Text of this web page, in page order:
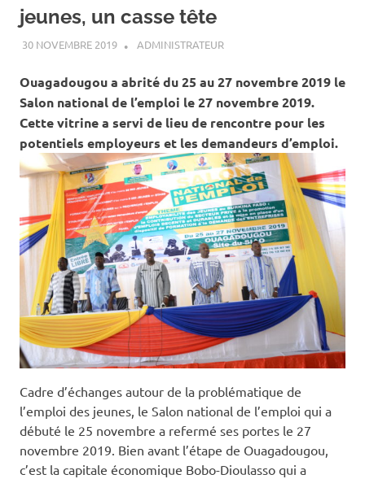
jeunes, un casse tête
30 NOVEMBRE 2019 ADMINISTRATEURACTUALITÉ
Ouagadougou a abrité du 25 au 27 novembre 2019 le
Salon national de l’emploi le 27 novembre 2019.
Cette vitrine a servi de lieu de rencontre pour les
potentiels employeurs et les demandeurs d’emploi.
Cadre d’échanges autour de la problématique de
l’emploi des jeunes, le Salon national de l’emploi qui a
débuté le 25 novembre a refermé ses portes le 27
novembre 2019. Bien avant l’étape de Ouagadougou,
c’est la capitale économique Bobo-Dioulasso qui a